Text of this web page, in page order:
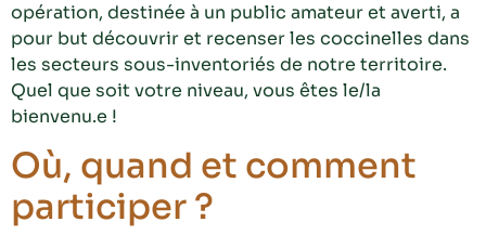
opération, destinée à un public amateur et averti, a
pour but découvrir et recenser les coccinelles dans
les secteurs sous-inventoriés de notre territoire.
Quel que soit votre niveau, vous êtes le/la
bienvenu.e !
Où, quand et comment
participer ?